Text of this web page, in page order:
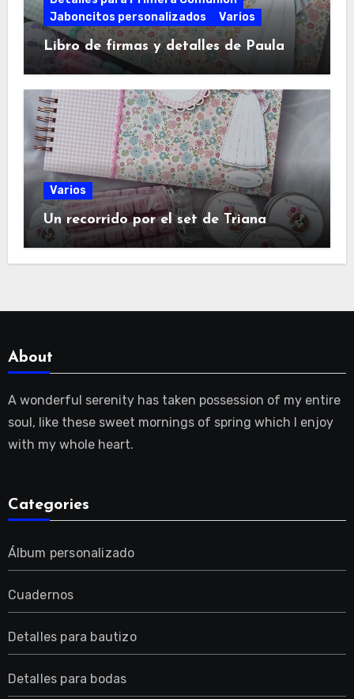
Jaboncitos personalizados
Varios
Libro de firmas y detalles de Paula
Varios
Un recorrido por el set de Triana
About
A wonderful serenity has taken possession of my entire
soul, like these sweet mornings of spring which I enjoy
with my whole heart.
Categories
Álbum personalizado
Cuadernos
Detalles para bautizo
Detalles para bodas